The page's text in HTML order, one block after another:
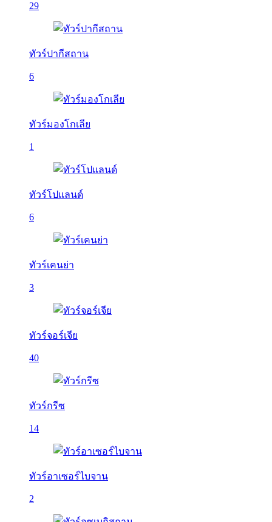
29
ทัวร์ปากีสถาน
6
ทัวร์มองโกเลีย
1
ทัวร์โปแลนด์
6
ทัวร์เคนย่า
3
ทัวร์จอร์เจีย
40
ทัวร์กรีซ
14
ทัวร์อาเซอร์ไบจาน
2